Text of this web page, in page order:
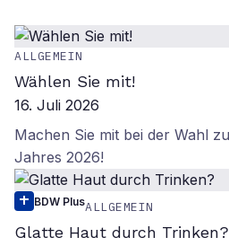
ALLGEMEIN
Wählen Sie mit!
16. Juli 2026
Machen Sie mit bei der Wahl
Jahres 2026!
BDW PlusALLGEMEIN
Glatte Haut durch Trinken?